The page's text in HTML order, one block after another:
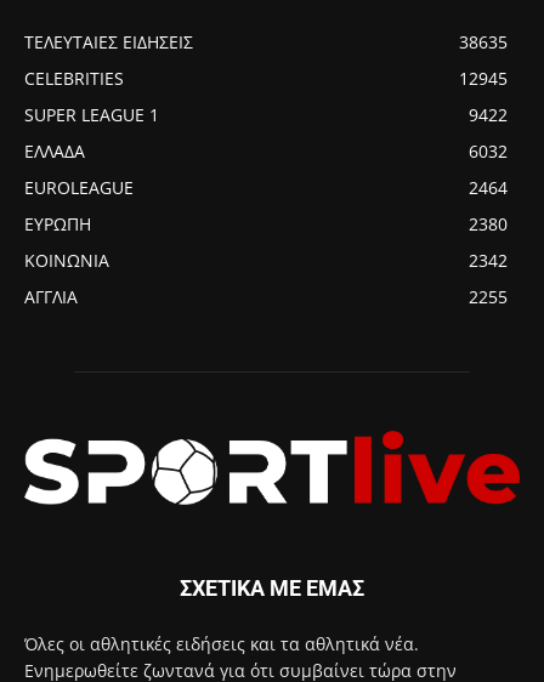
ΤΕΛΕΥΤΑΙΕΣ ΕΙΔΗΣΕΙΣ
38635
CELEBRITIES
12945
SUPER LEAGUE 1
9422
ΕΛΛΑΔΑ
6032
EUROLEAGUE
2464
ΕΥΡΩΠΗ
2380
ΚΟΙΝΩΝΙΑ
2342
ΑΓΓΛΙΑ
2255
ΣΧΕΤΙΚΑ ΜΕ ΕΜΑΣ
Όλες οι αθλητικές ειδήσεις και τα αθλητικά νέα.
Ενημερωθείτε ζωντανά για ότι συμβαίνει τώρα στην